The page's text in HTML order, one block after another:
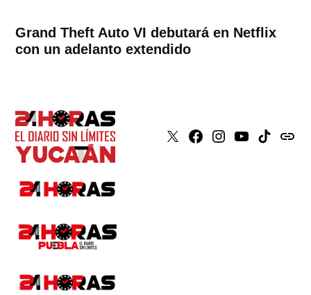
Grand Theft Auto VI debutará en Netflix
con un adelanto extendido
X Faceboook
Instagram
YoutubeTiktokissuu